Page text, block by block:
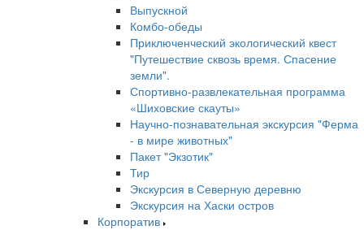
Выпускной
Комбо-обеды
Приключенческий экологический квест
"Путешествие сквозь время. Спасение
земли".
Спортивно-развлекательная программа
«Шиховские скауты»
Научно-познавательная экскурсия "Ферма
- в мире животных"
Пакет "Экзотик"
Тир
Экскурсия в Северную деревню
Экскурсия на Хаски остров
Корпоратив